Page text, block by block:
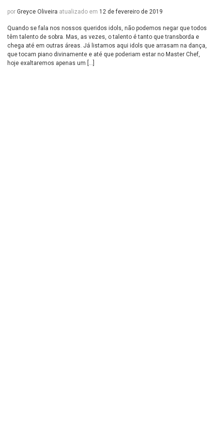
por Greyce Oliveira atualizado em 12 de fevereiro de 2019
Quando se fala nos nossos queridos idols, não podemos negar que todos
têm talento de sobra. Mas, as vezes, o talento é tanto que transborda e
chega até em outras áreas. Já listamos aqui idols que arrasam na dança,
que tocam piano divinamente e até que poderiam estar no Master Chef,
hoje exaltaremos apenas um […]